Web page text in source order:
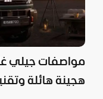
هجينة هائلة